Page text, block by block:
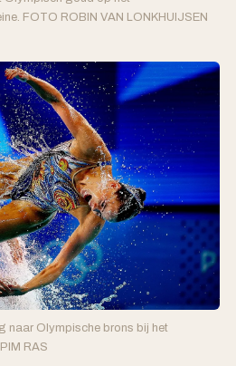
FOTO ROBIN VAN LONKHUIJSEN
naar Olympische brons bij het
RAS